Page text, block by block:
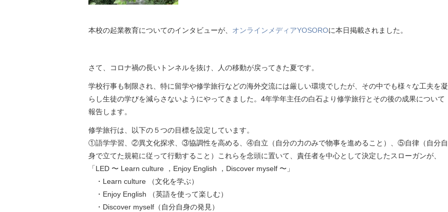
本校の起業教育についてのインタビューが、 オンラインメディアYOSOROに本日掲載されました。
さて、コロナ禍の長いトンネルを抜け、人の移動が戻ってきた夏です。
学校行事も制限され、特に留学や修学旅行などの海外交流には厳しい環境でしたが、その中でも様々な工夫を凝
らし生徒の学びを減らさないようにやってきました。4年学年主任の白石より修学旅行とその後の成果について
報告します。
修学旅行は、以下の５つの目標を設定しています。
①語学学習、②異文化探求、③協調性を高める、④自立（自分の力のみで物事を進めること）、⑤自律（自分自
身で立てた規範に従って行動すること）これらを念頭に置いて、責任者を中心として決定したスローガンが、
「LED 〜 Learn culture ，Enjoy English ，Discover myself 〜」
・Learn culture （文化を学ぶ）
・Enjoy English （英語を使って楽しむ）
・Discover myself（自分自身の発見）